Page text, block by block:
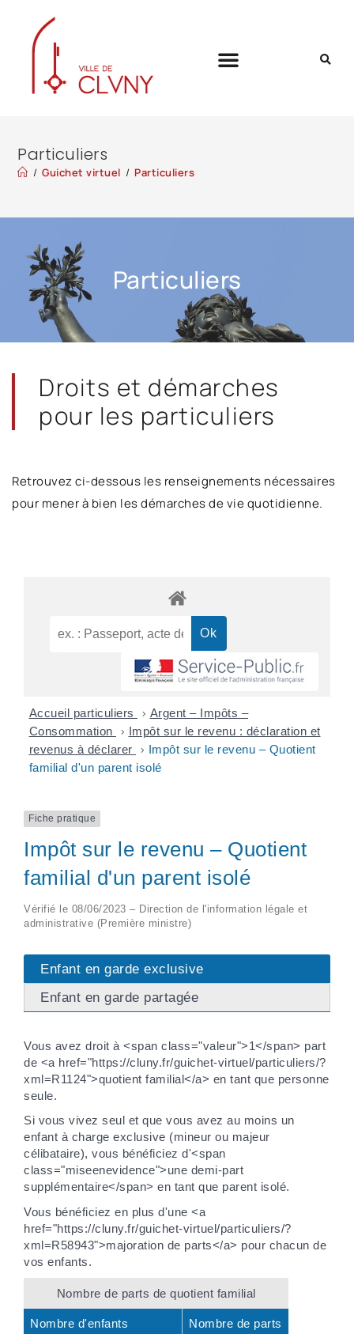
Particuliers
/ Guichet virtuel / Particuliers
Particuliers
Droits et démarches
pour les particuliers
Retrouvez ci-dessous les renseignements nécessaires
pour mener à bien les démarches de vie quotidienne.
Accueil particuliers > Argent – Impôts –
Consommation
> Impôt sur le revenu : déclaration et
revenus à déclarer
> Impôt sur le revenu – Quotient
familial d'un parent isolé
Fiche pratique
Impôt sur le revenu – Quotient
familial d'un parent isolé
Vérifié le 08/06/2023 – Direction de l'information légale et
administrative (Première ministre)
Enfant en garde exclusive
Enfant en garde partagée
Vous avez droit à <span class="valeur">1</span> part
de <a href="https://cluny.fr/guichet-virtuel/particuliers/?
xml=R1124">quotient familial</a> en tant que personne
seule.
Si vous vivez seul et que vous avez au moins un
enfant à charge exclusive (mineur ou majeur
célibataire), vous bénéficiez d'<span
class="miseenevidence">une demi-part
supplémentaire</span> en tant que parent isolé.
Vous bénéficiez en plus d'une <a
href="https://cluny.fr/guichet-virtuel/particuliers/?
xml=R58943">majoration de parts</a> pour chacun de
vos enfants.
Nombre de parts de quotient familial
Nombre d'enfants Nombre de parts